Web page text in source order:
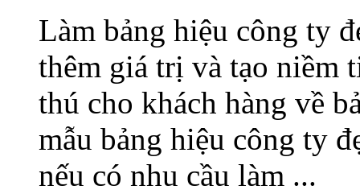
Làm bảng hiệu công ty
thêm giá trị và tạo niềm
thú cho khách hàng về
mẫu bảng hiệu công ty
nếu có nhu cầu làm ...